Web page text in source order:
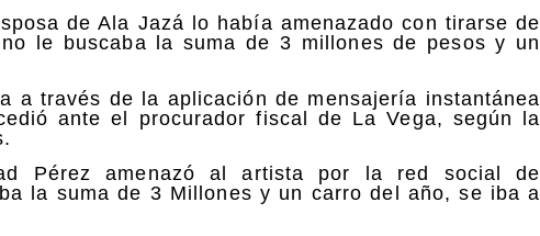
de Ala Jazá lo había amenazado con tirarse de
le buscaba la suma de 3 millones de pesos y un
a través de la aplicación de mensajería instantánea
ante el procurador fiscal de La Vega, según la
Pérez amenazó al artista por la red social de
la suma de 3 Millones y un carro del año, se iba a